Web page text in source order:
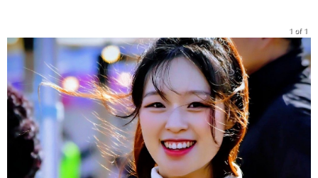
1 of 1